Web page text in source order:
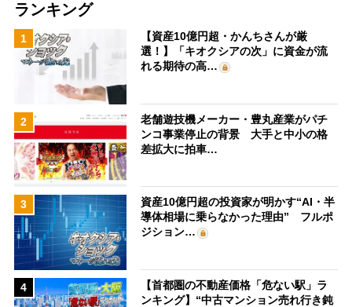
ランキング
1
【資産10億円超・かんちさんが厳
選！】「キオクシアの次」に資金が流
れる期待の高…
2
老舗遊技機メーカー・豊丸産業がパチ
ンコ事業停止の背景 大手と中小の格
差拡大に拍車…
3
資産10億円超の投資家が明かす“AI・半
導体相場に乗らなかった理由” フルポ
ジション…
4
【首都圏の不動産価格「危ない駅」ラ
ンキング】“中古マンション売れ行き鈍